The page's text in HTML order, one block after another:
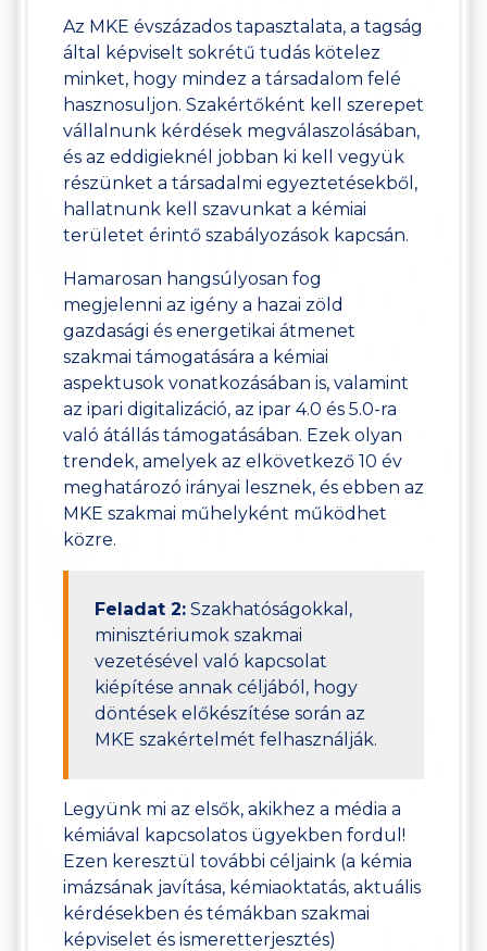
Az MKE évszázados tapasztalata, a tagság
által képviselt sokrétű tudás kötelez
minket, hogy mindez a társadalom felé
hasznosuljon. Szakértőként kell szerepet
vállalnunk kérdések megválaszolásában,
és az eddigieknél jobban ki kell vegyük
részünket a társadalmi egyeztetésekből,
hallatnunk kell szavunkat a kémiai
területet érintő szabályozások kapcsán.
Hamarosan hangsúlyosan fog
megjelenni az igény a hazai zöld
gazdasági és energetikai átmenet
szakmai támogatására a kémiai
aspektusok vonatkozásában is, valamint
az ipari digitalizáció, az ipar 4.0 és 5.0-ra
való átállás támogatásában. Ezek olyan
trendek, amelyek az elkövetkező 10 év
meghatározó irányai lesznek, és ebben az
MKE szakmai műhelyként működhet
közre.
Feladat 2: Szakhatóságokkal,
minisztériumok szakmai
vezetésével való kapcsolat
kiépítése annak céljából, hogy
döntések előkészítése során az
MKE szakértelmét felhasználják.
Legyünk mi az elsők, akikhez a média a
kémiával kapcsolatos ügyekben fordul!
Ezen keresztül további céljaink (a kémia
imázsának javítása, kémiaoktatás, aktuális
kérdésekben és témákban szakmai
képviselet és ismeretterjesztés)